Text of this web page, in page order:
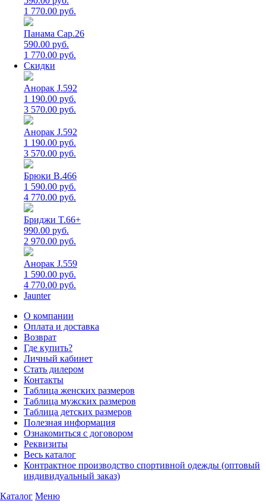
1 770.00 руб.
Панама Cap.26
590.00 руб.
1 770.00 руб.
Скидки
Анорак J.592
1 190.00 руб.
3 570.00 руб.
Анорак J.592
1 190.00 руб.
3 570.00 руб.
Брюки B.466
1 590.00 руб.
4 770.00 руб.
Бриджи T.66+
990.00 руб.
2 970.00 руб.
Анорак J.559
1 590.00 руб.
4 770.00 руб.
Jaunter
О компании
Оплата и доставка
Возврат
Где купить?
Личный кабинет
Стать дилером
Контакты
Таблица женских размеров
Таблица мужских размеров
Таблица детских размеров
Полезная информация
Ознакомиться с договором
Реквизиты
Весь каталог
Контрактное производство спортивной одежды (оптовый
индивидуальный заказ)
Каталог Меню